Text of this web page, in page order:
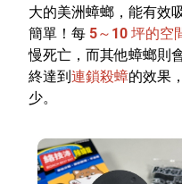
大的美洲蟑螂，能有效
簡單！每 5～10 坪的空
慢死亡，而其他蟑螂則
終達到連鎖殺蟑的效果
少。